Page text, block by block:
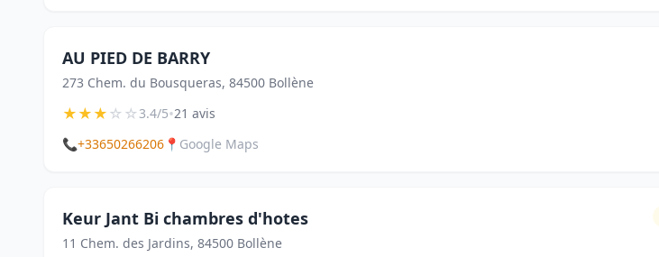
AU PIED DE BARRY
273 Chem. du Bousqueras, 84500 Bollène
★★★☆☆3.4/5•21 avis
📞+33650266206 📍 Google Maps
Keur Jant Bi chambres d'hotes
11 Chem. des Jardins, 84500 Bollène